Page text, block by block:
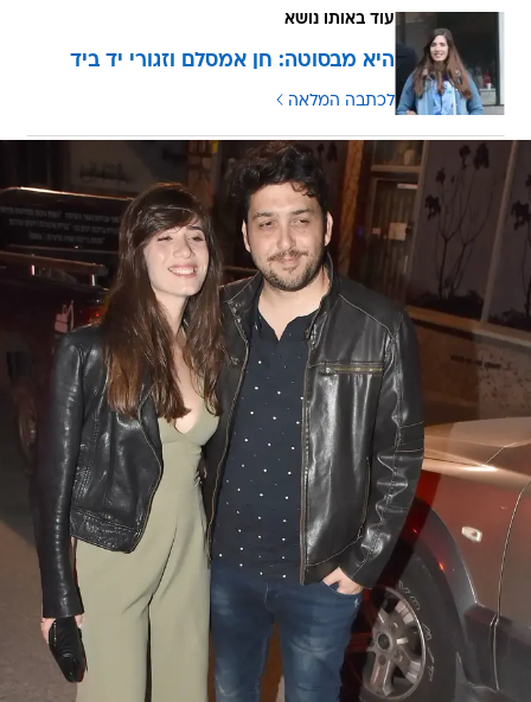
עוד באותו נושא
היא מבסוטה: חן אמסלם וזגורי יד ביד
לכתבה המלאה